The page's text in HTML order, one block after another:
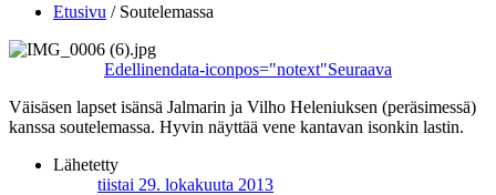
Etusivu / Soutelemassa
Edellinendata-iconpos="notext"Seuraava
Väisäsen lapset isänsä Jalmarin ja Vilho Heleniuksen (peräsimessä)
kanssa soutelemassa. Hyvin näyttää vene kantavan isonkin lastin.
Lähetetty
tiistai 29. lokakuuta 2013